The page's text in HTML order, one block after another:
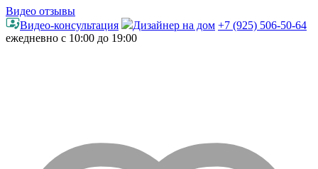
Видео отзывы
Видео-консультация
Дизайнер на дом +7 (925) 506-50-64
ежедневно с 10:00 до 19:00